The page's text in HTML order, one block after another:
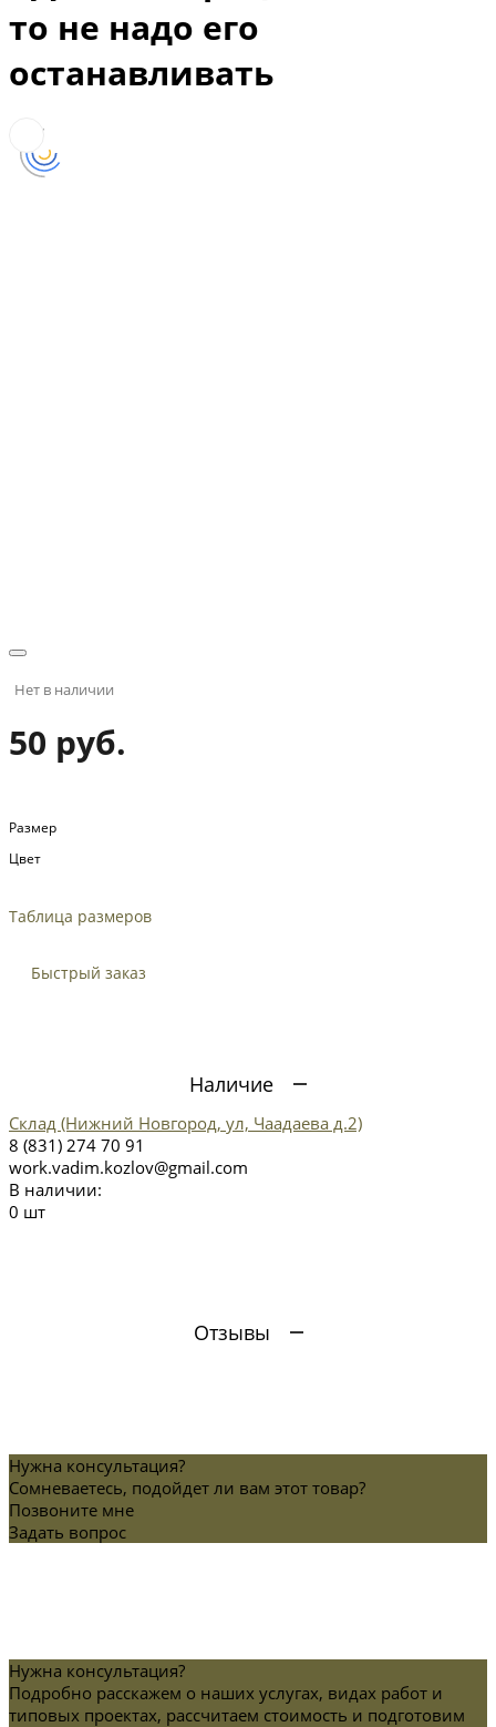
то не надо его
останавливать
Нет в наличии
50 руб.
Размер
Цвет
Таблица размеров
Быстрый заказ
Наличие
Склад (Нижний Новгород, ул, Чаадаева д.2)
8 (831) 274 70 91
work.vadim.kozlov@gmail.com
В наличии:
0 шт
Отзывы
Нужна консультация?
Сомневаетесь, подойдет ли вам этот товар?
Позвоните мне
Задать вопрос
Нужна консультация?
Подробно расскажем о наших услугах, видах работ и
типовых проектах, рассчитаем стоимость и подготовим